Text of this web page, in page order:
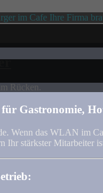
im Cafe Ihre Firma
Rücken.
Gastronomie,
Wenn das WLAN im
Ihr stärkster Mitarbeiter